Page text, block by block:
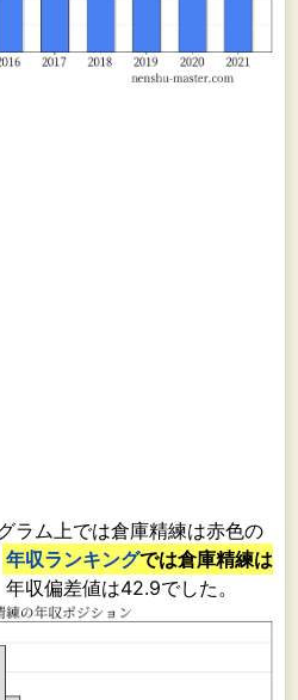
ラム上では倉庫精練は赤色の
年収ランキングでは倉庫精練は
年収偏差値は42.9でした。